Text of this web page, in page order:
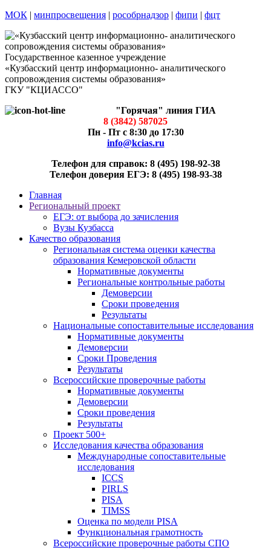
МОК | минпросвещения | рособрнадзор | фипи | фцт
Государственное казенное учреждение
«Кузбасский центр информационно- аналитического
сопровождения системы образования»
ГКУ "КЦИАССО"
"Горячая" линия ГИА
8 (3842) 587025
Пн - Пт с 8:30 до 17:30
info@kcias.ru
Телефон для справок: 8 (495) 198-92-38
Телефон доверия ЕГЭ: 8 (495) 198-93-38
Главная
Региональный проект
ЕГЭ: от выбора до зачисления
Вузы Кузбасса
Качество образования
Региональная система оценки качества
образования Кемеровской области
Нормативные документы
Региональные контрольные работы
Демоверсии
Сроки проведения
Результаты
Национальные сопоставительные исследования
Нормативные документы
Демоверсии
Сроки Проведения
Результаты
Всероссийские проверочные работы
Нормативные документы
Демоверсии
Сроки проведения
Результаты
Проект 500+
Исследования качества образования
Международные сопоставительные
исследования
ICCS
PIRLS
PISA
TIMSS
Оценка по модели PISA
Функциональная грамотность
Всероссийские проверочные работы СПО